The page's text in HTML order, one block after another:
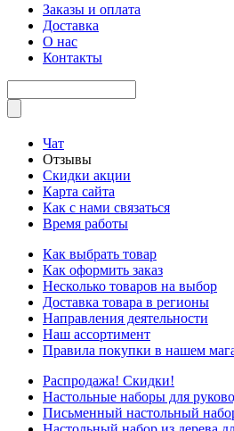
Заказы и оплата
Доставка
О нас
Контакты
Чат
Отзывы
Скидки акции
Карта сайта
Как с нами связаться
Время работы
Как выбрать товар
Как оформить заказ
Несколько товаров на выбор
Доставка товара в регионы
Направления деятельности
Наш ассортимент
Правила покупки в нашем
Распродажа! Скидки!
Настольные наборы для
Письменный настольный